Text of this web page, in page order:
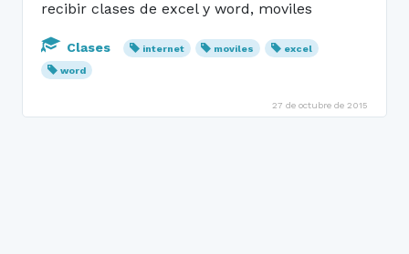
recibir clases de excel y word, moviles
Clases internet moviles
excel
word
27 de octubre de 2015